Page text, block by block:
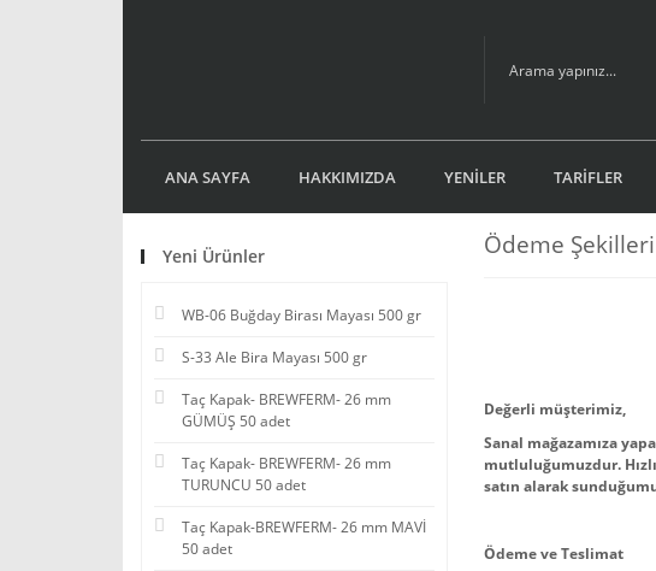
ANA SAYFA HAKKIMIZDA YENİLER TARİFLER
Yeni Ürünler
WB-06 Buğday Birası Mayası 500 gr
S-33 Ale Bira Mayası 500 gr
Taç Kapak- BREWFERM- 26 mm
GÜMÜŞ 50 adet
Taç Kapak- BREWFERM- 26 mm
TURUNCU 50 adet
Taç Kapak-BREWFERM- 26 mm MAVİ
50 adet
Ödeme
Değerli müşterimiz,
Sanal mağazamıza
mutluluğumuzdur.
satın alarak
Ödeme ve Teslimat